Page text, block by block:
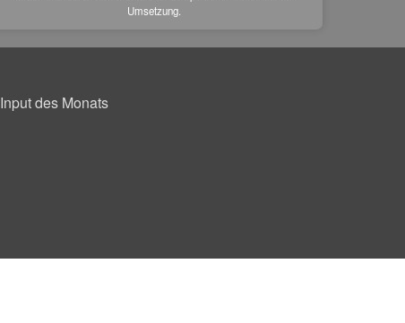
Umsetzung.
Input des Monats